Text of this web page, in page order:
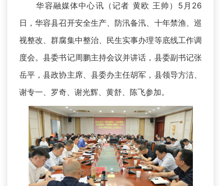
华容融媒体中心讯（记者 黄欧 王帅）5月26
日，华容县召开安全生产、防汛备汛、十年禁渔、巡
视整改、群腐集中整治、民生实事办理等底线工作调
度会。县委书记周鹏主持会议并讲话，县委副书记张
岳平，县政协主席、县委办主任胡军，县领导方洁、
谢专一、罗奇、谢光辉、黄舒、陈飞参加。